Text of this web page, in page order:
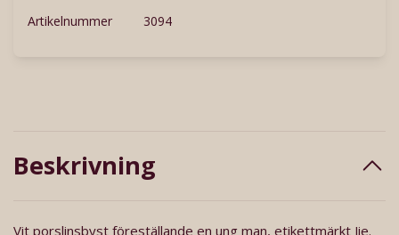
Artikelnummer 3094
Beskrivning
Vit porslinsbyst föreställande en ung man, etikettmärkt Jie.